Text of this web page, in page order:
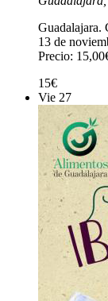
Guadalajara.
13 de
Precio:
15€
Vie 27